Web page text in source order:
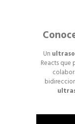
Un
Reacts que